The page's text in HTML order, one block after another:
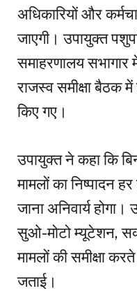
अधिकारियों और
जाएगी। उपायुक्त
समाहरणालय सभागार
राजस्व समीक्षा बैठक
किए गए।
उपायुक्त ने कहा कि
मामलों का निष्पादन
जाना अनिवार्य
सुओ-मोटो म्यूटेशन,
मामलों की समीक्षा
जताई।